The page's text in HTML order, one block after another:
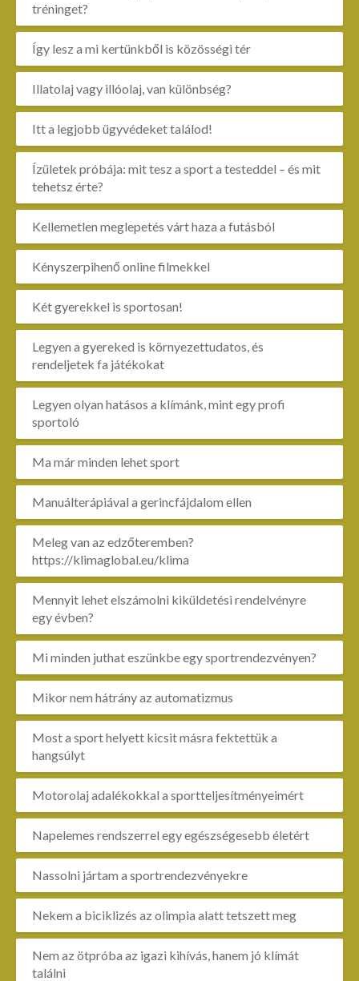
tréninget?
Így lesz a mi kertünkből is közösségi tér
Illatolaj vagy illóolaj, van különbség?
Itt a legjobb ügyvédeket találod!
Ízületek próbája: mit tesz a sport a testeddel – és mit
tehetsz érte?
Kellemetlen meglepetés várt haza a futásból
Kényszerpihenő online filmekkel
Két gyerekkel is sportosan!
Legyen a gyereked is környezettudatos, és
rendeljetek fa játékokat
Legyen olyan hatásos a klímánk, mint egy profi
sportoló
Ma már minden lehet sport
Manuálterápiával a gerincfájdalom ellen
Meleg van az edzőteremben?
https://klimaglobal.eu/klima
Mennyit lehet elszámolni kiküldetési rendelvényre
egy évben?
Mi minden juthat eszünkbe egy sportrendezvényen?
Mikor nem hátrány az automatizmus
Most a sport helyett kicsit másra fektettük a
hangsúlyt
Motorolaj adalékokkal a sportteljesítményeimért
Napelemes rendszerrel egy egészségesebb életért
Nassolni jártam a sportrendezvényekre
Nekem a biciklizés az olimpia alatt tetszett meg
Nem az ötpróba az igazi kihívás, hanem jó klímát
találni